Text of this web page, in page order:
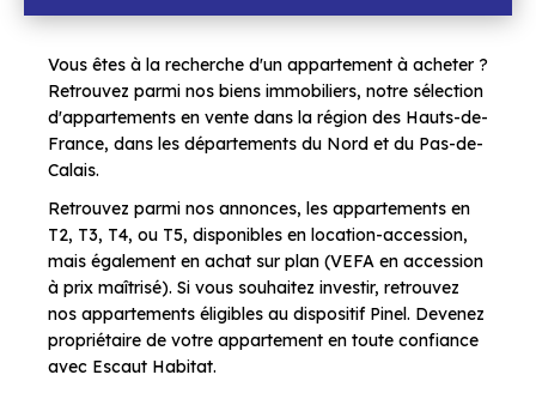
Vous êtes à la recherche d'un appartement à acheter ?
Retrouvez parmi nos biens immobiliers, notre sélection
d'appartements en vente dans la région des Hauts-de-
France, dans les départements du Nord et du Pas-de-
Calais.
Retrouvez parmi nos annonces, les appartements en
T2, T3, T4, ou T5, disponibles en location-accession,
mais également en achat sur plan (VEFA en accession
à prix maîtrisé). Si vous souhaitez investir, retrouvez
nos appartements éligibles au dispositif Pinel. Devenez
propriétaire de votre appartement en toute confiance
avec Escaut Habitat.